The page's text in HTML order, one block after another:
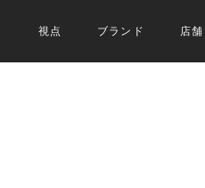
視点 ブランド 店舗